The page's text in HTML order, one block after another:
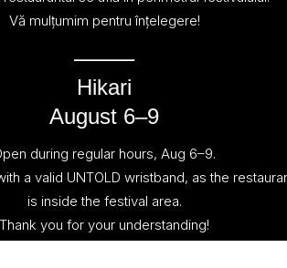
Vă mulțumim pentru înțelegere!
⸻
Hikari
August 6–9
during regular hours, Aug 6–9.
a valid UNTOLD wristband, as the
is inside the festival area.
Thank you for your understanding!